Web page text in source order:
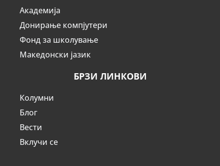
Академија
Донирање компјутери
Фонд за школување
Македонски јазик
БРЗИ ЛИНКОВИ
Колумни
Блог
Вести
Вклучи се